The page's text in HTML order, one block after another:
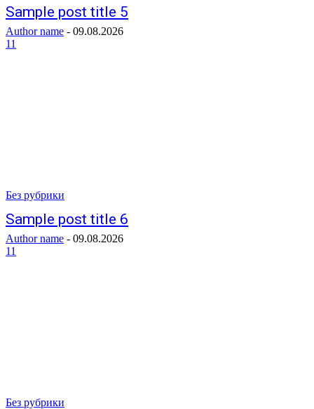
Sample post title 5
Author name - 09.08.2026
11
Без рубрики
Sample post title 6
Author name - 09.08.2026
11
Без рубрики